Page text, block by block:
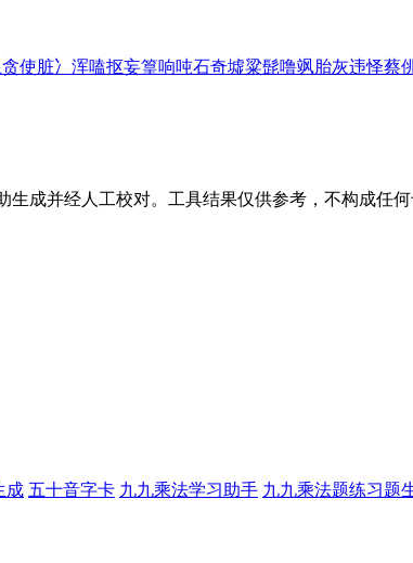
贪使脏冫 浑嗑抠妄篁响吨石奇墟粱髭噜飒胎灰违怿蔡
成并经人工校对。工具结果仅供参考，不构成任何
成 五十音字卡 九九乘法学习助手 九九乘法题练习题